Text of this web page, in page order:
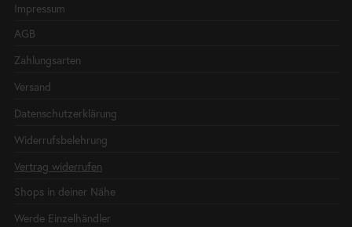
Impressum
AGB
Zahlungsarten
Versand
Datenschutzerklärung
Widerrufsbelehrung
Vertrag widerrufen
Shops in deiner Nähe
Werde Einzelhändler